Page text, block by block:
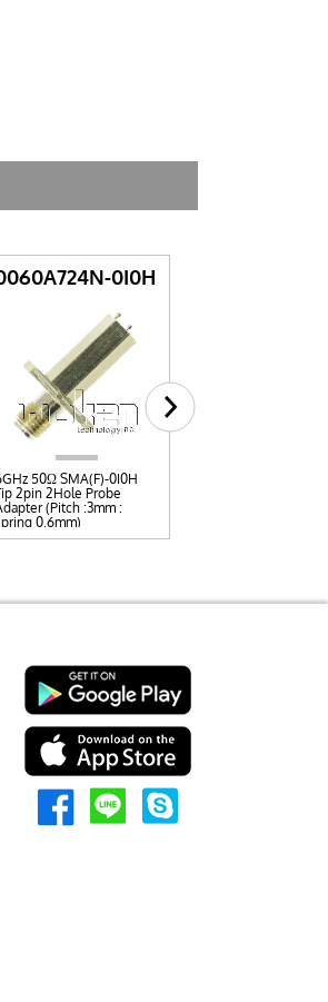
0I0H
50Ω SMA(F)-0I0H
2pin 2Hole Probe
(Pitch :3mm :
0.6mm)